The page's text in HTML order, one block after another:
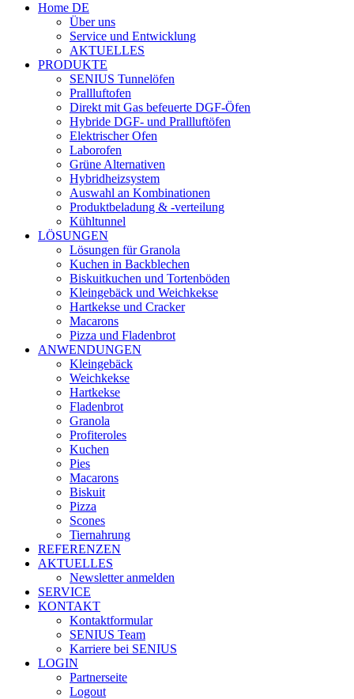
Home DE
Über uns
Service und Entwicklung
AKTUELLES
PRODUKTE
SENIUS Tunnelöfen
Prallluftofen
Direkt mit Gas befeuerte DGF-Öfen
Hybride DGF- und Prallluftöfen
Elektrischer Ofen
Laborofen
Grüne Alternativen
Hybridheizsystem
Auswahl an Kombinationen
Produktbeladung & -verteilung
Kühltunnel
LÖSUNGEN
Lösungen für Granola
Kuchen in Backblechen
Biskuitkuchen und Tortenböden
Kleingebäck und Weichkekse
Hartkekse und Cracker
Macarons
Pizza und Fladenbrot
ANWENDUNGEN
Kleingebäck
Weichkekse
Hartkekse
Fladenbrot
Granola
Profiteroles
Kuchen
Pies
Macarons
Biskuit
Pizza
Scones
Tiernahrung
REFERENZEN
AKTUELLES
Newsletter anmelden
SERVICE
KONTAKT
Kontaktformular
SENIUS Team
Karriere bei SENIUS
LOGIN
Partnerseite
Logout